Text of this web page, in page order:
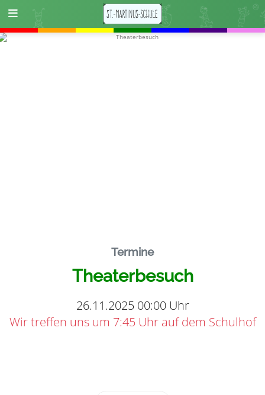
Termine
Theaterbesuch
26.11.2025 00:00 Uhr
Wir treffen uns um 7:45 Uhr auf dem Schulhof